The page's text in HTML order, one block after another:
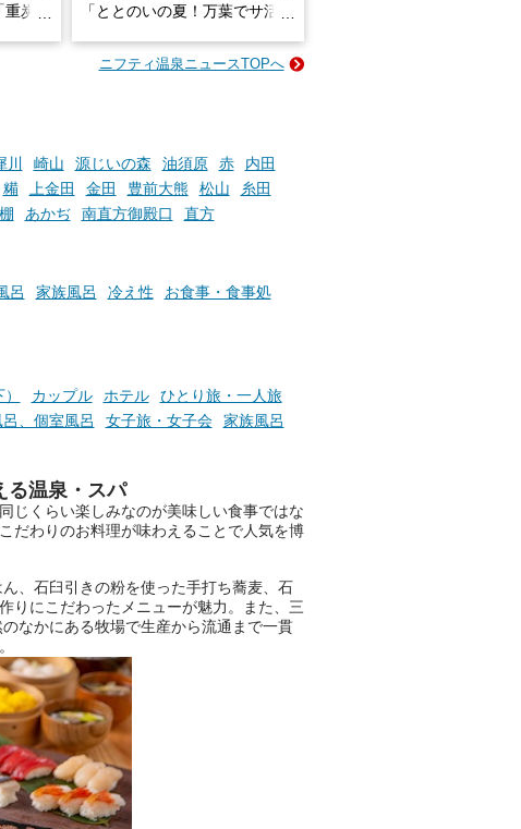
炭酸
中か
水素塩
べて
つ
「ととのいの夏！万葉でサ活2
2026年8月1日（土）～8月31
札」を集めることで、オリジナ
ルグッズや無料券などの特典と
交換可能。
ントも予定されています。ぜひ
【PR】
この記事は万葉倶楽部株式会社
ニフティ温泉ニュースTOPへ
川 崎山 源じいの森 油須原 赤
内田
糒 上金田 金田 豊前大熊 松山
糸田
あかぢ 南直方御殿口 直方
呂 家族風呂 冷え性
お食事・食事処
カップル ホテル
ひとり旅・一人旅
、個室風呂 女子旅・女子会
家族風呂
る温泉・スパ
じくらい楽しみなのが美味しい食事ではな
だわりのお料理が味わえることで人気を博
、石臼引きの粉を使った手打ち蕎麦、石
りにこだわったメニューが魅力。また、三
なかにある牧場で生産から流通まで一貫